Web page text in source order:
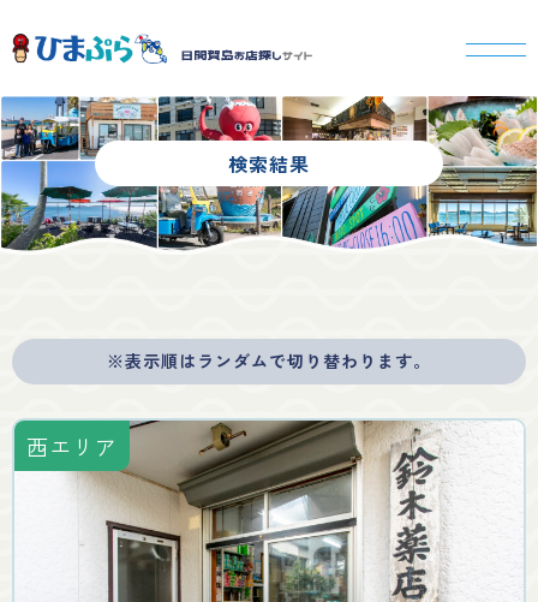
検索結果
※表示順はランダムで切り替わります。
西エリア